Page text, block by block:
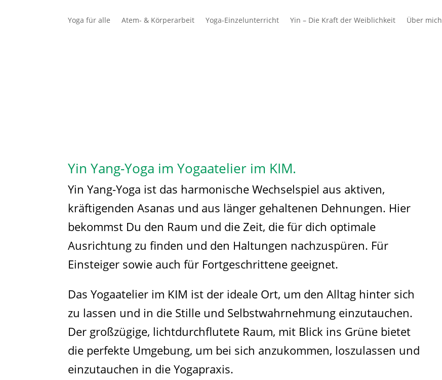
Yoga für alle Atem- & Körperarbeit Yoga-Einzelunterricht Yin – Die Kraft der Weiblichkeit Über mich
Yin Yang-Yoga im Yogaatelier im KIM.
Yin Yang-Yoga ist das harmonische Wechselspiel aus aktiven,
kräftigenden Asanas und aus länger gehaltenen Dehnungen. Hier
bekommst Du den Raum und die Zeit, die für dich optimale
Ausrichtung zu finden und den Haltungen nachzuspüren. Für
Einsteiger sowie auch für Fortgeschrittene geeignet.
Das Yogaatelier im KIM ist der ideale Ort, um den Alltag hinter sich
zu lassen und in die Stille und Selbstwahrnehmung einzutauchen.
Der großzügige, lichtdurchflutete Raum, mit Blick ins Grüne bietet
die perfekte Umgebung, um bei sich anzukommen, loszulassen und
einzutauchen in die Yogapraxis.